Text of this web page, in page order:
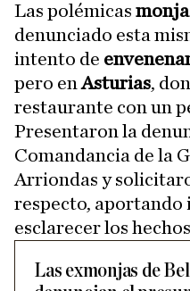
Las polémicas
denunciado esta
intento de
pero enAsturias,
restaurante con un
Presentaron la
Comandancia de la
Arriondas y
respecto,
esclarecer los
Las exmonjas de